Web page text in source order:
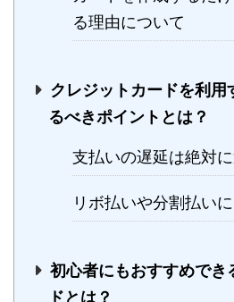
る理由について
クレジットカードを利用
るべきポイントとは？
支払いの遅延は絶対
リボ払いや分割払い
初心者にもおすすめでき
ドとは？